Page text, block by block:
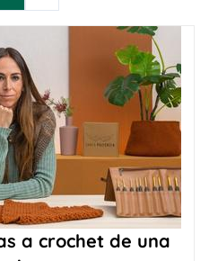
a crochet de una